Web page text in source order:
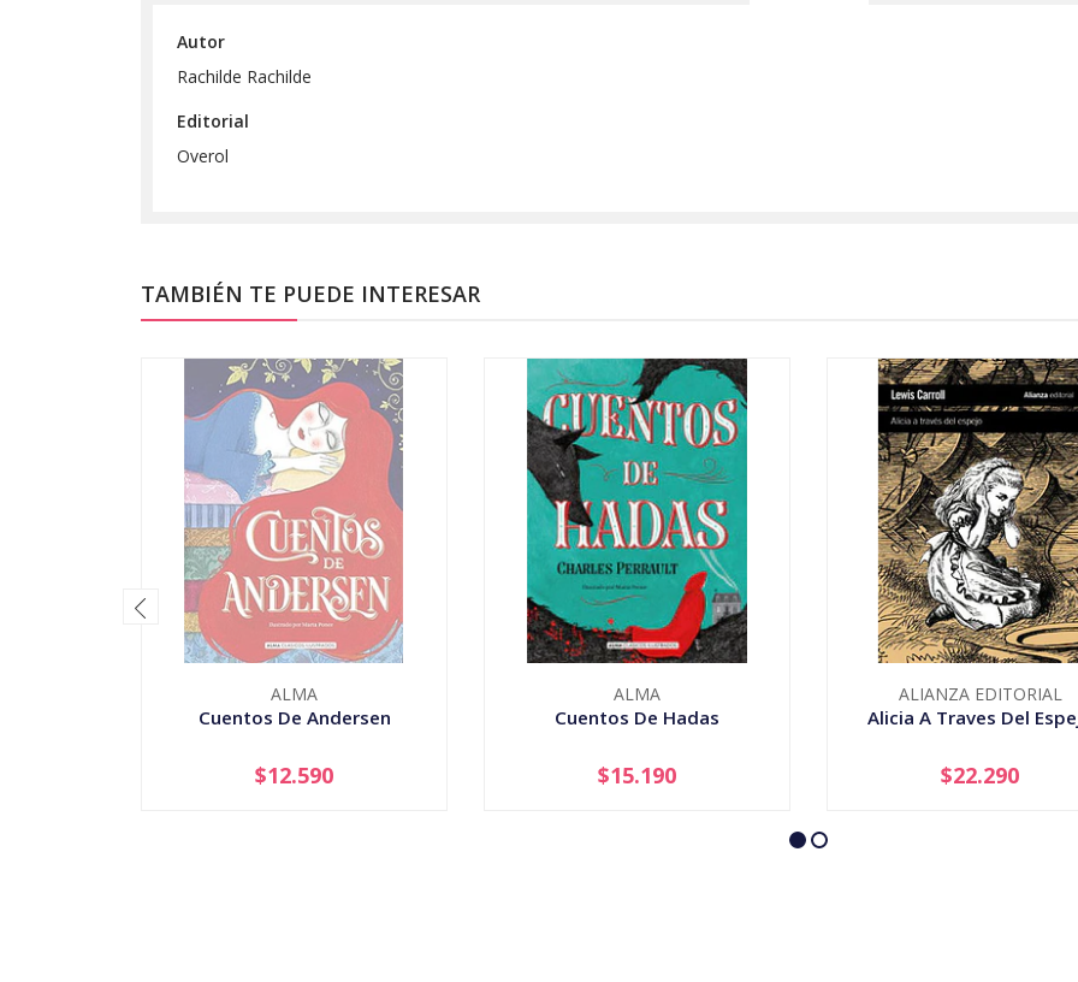
Autor
Rachilde Rachilde
Editorial
Overol
TAMBIÉN TE PUEDE INTERESAR
ALMA
Cuentos De Andersen
AGOTADO
$12.590
ALMA
Cuentos De Hadas
+
$15.190
ALIANZA EDITORIAL
Alicia A Traves Del
+
$22.290